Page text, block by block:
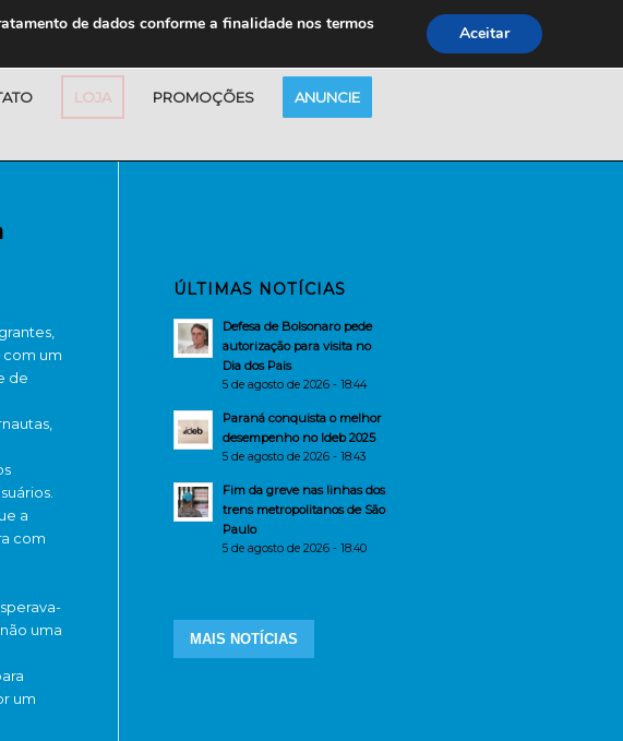
LOJA PROMOÇÕES ANUNCIE
com um
de
a
com
uma
um
ÚLTIMAS NOTÍCIAS
Defesa de Bolsonaro pede
autorização para visita no
Dia dos Pais
5 de agosto de 2026 - 18:44
Paraná conquista o melhor
desempenho no Ideb 2025
5 de agosto de 2026 - 18:43
Fim da greve nas linhas dos
trens metropolitanos de São
Paulo
5 de agosto de 2026 - 18:40
MAIS NOTÍCIAS
de dados conforme a finalidade nos termos
Aceitar